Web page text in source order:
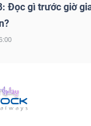
Đọc gì trước giờ